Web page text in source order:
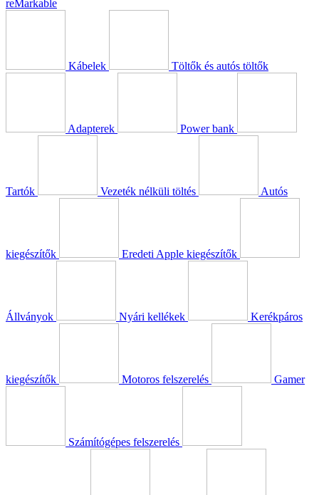
reMarkable
Kábelek Töltők és autós töltők
Adapterek Power bank
Tartók Vezeték nélküli töltés Autós
kiegészítők Eredeti Apple kiegészítők
Állványok Nyári kellékek Kerékpáros
kiegészítők Motoros felszerelés Gamer
Számítógépes felszerelés